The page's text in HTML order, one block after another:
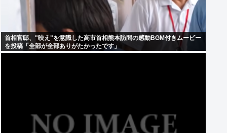
首相官邸、"映え"を意識した高市首相熊本訪問の感動BGM付きムービー
を投稿「全部が全部ありがたかったです」